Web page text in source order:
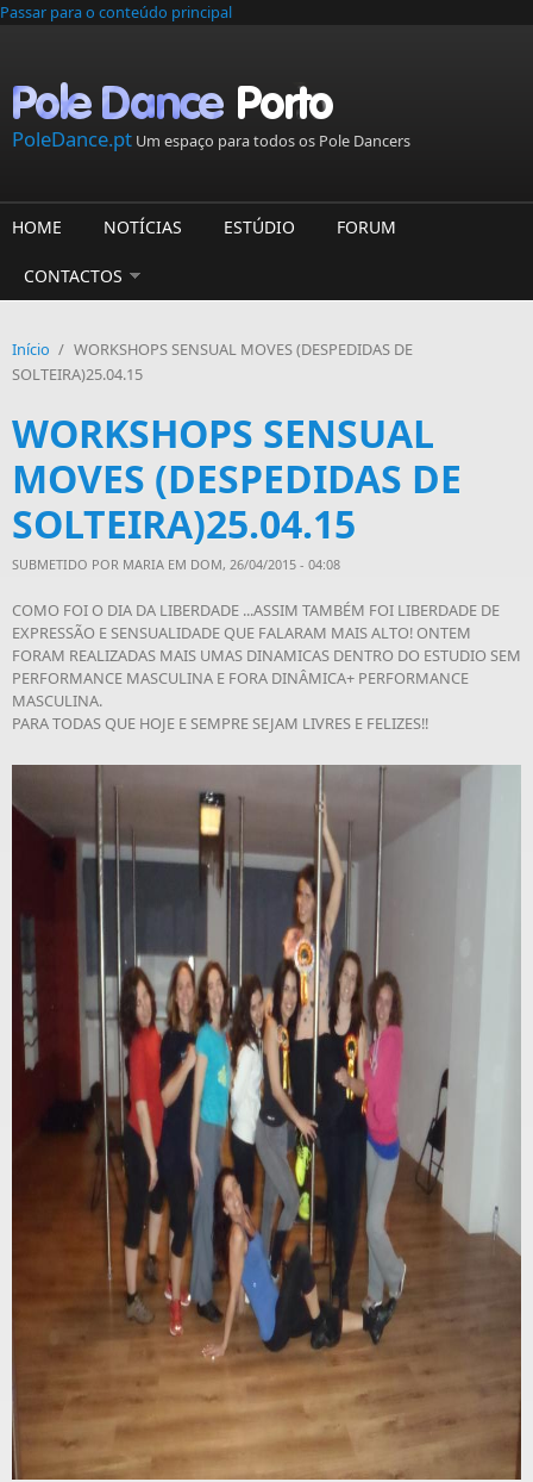
Passar para o conteúdo principal
PoleDance.pt Um espaço para todos os Pole Dancers
HOME NOTÍCIAS ESTÚDIO FORUM
CONTACTOS
Início / WORKSHOPS SENSUAL MOVES (DESPEDIDAS DE
SOLTEIRA)25.04.15
WORKSHOPS SENSUAL
MOVES (DESPEDIDAS DE
SOLTEIRA)25.04.15
SUBMETIDO POR MARIA EM DOM, 26/04/2015 - 04:08
COMO FOI O DIA DA LIBERDADE ...ASSIM TAMBÉM FOI LIBERDADE DE
EXPRESSÃO E SENSUALIDADE QUE FALARAM MAIS ALTO! ONTEM
FORAM REALIZADAS MAIS UMAS DINAMICAS DENTRO DO ESTUDIO SEM
PERFORMANCE MASCULINA E FORA DINÂMICA+ PERFORMANCE
MASCULINA.
PARA TODAS QUE HOJE E SEMPRE SEJAM LIVRES E FELIZES!!